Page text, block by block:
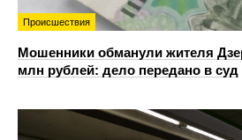
Происшествия
Мошенники обманули жителя
млн рублей: дело передано в суд